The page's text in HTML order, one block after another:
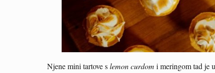
Njene mini tartove slemon curdom i meringom tad je